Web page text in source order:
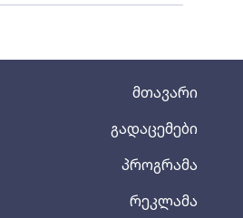
მთავარი
გადაცემები
პროგრამა
რეკლამა